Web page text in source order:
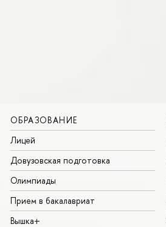
ОБРАЗОВАНИЕ
Лицей
Довузовская подготовка
Олимпиады
Прием в бакалавриат
ышка+